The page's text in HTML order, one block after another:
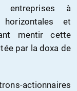
entreprises à
et
mentir cette
par la doxa de
actionnaires